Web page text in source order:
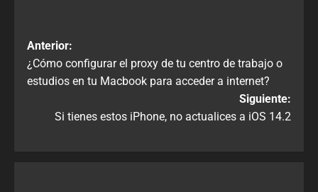
Anterior:
¿Cómo configurar el proxy de tu centro de trabajo o
estudios en tu Macbook para acceder a internet?
Siguiente:
Si tienes estos iPhone, no actualices a iOS 14.2